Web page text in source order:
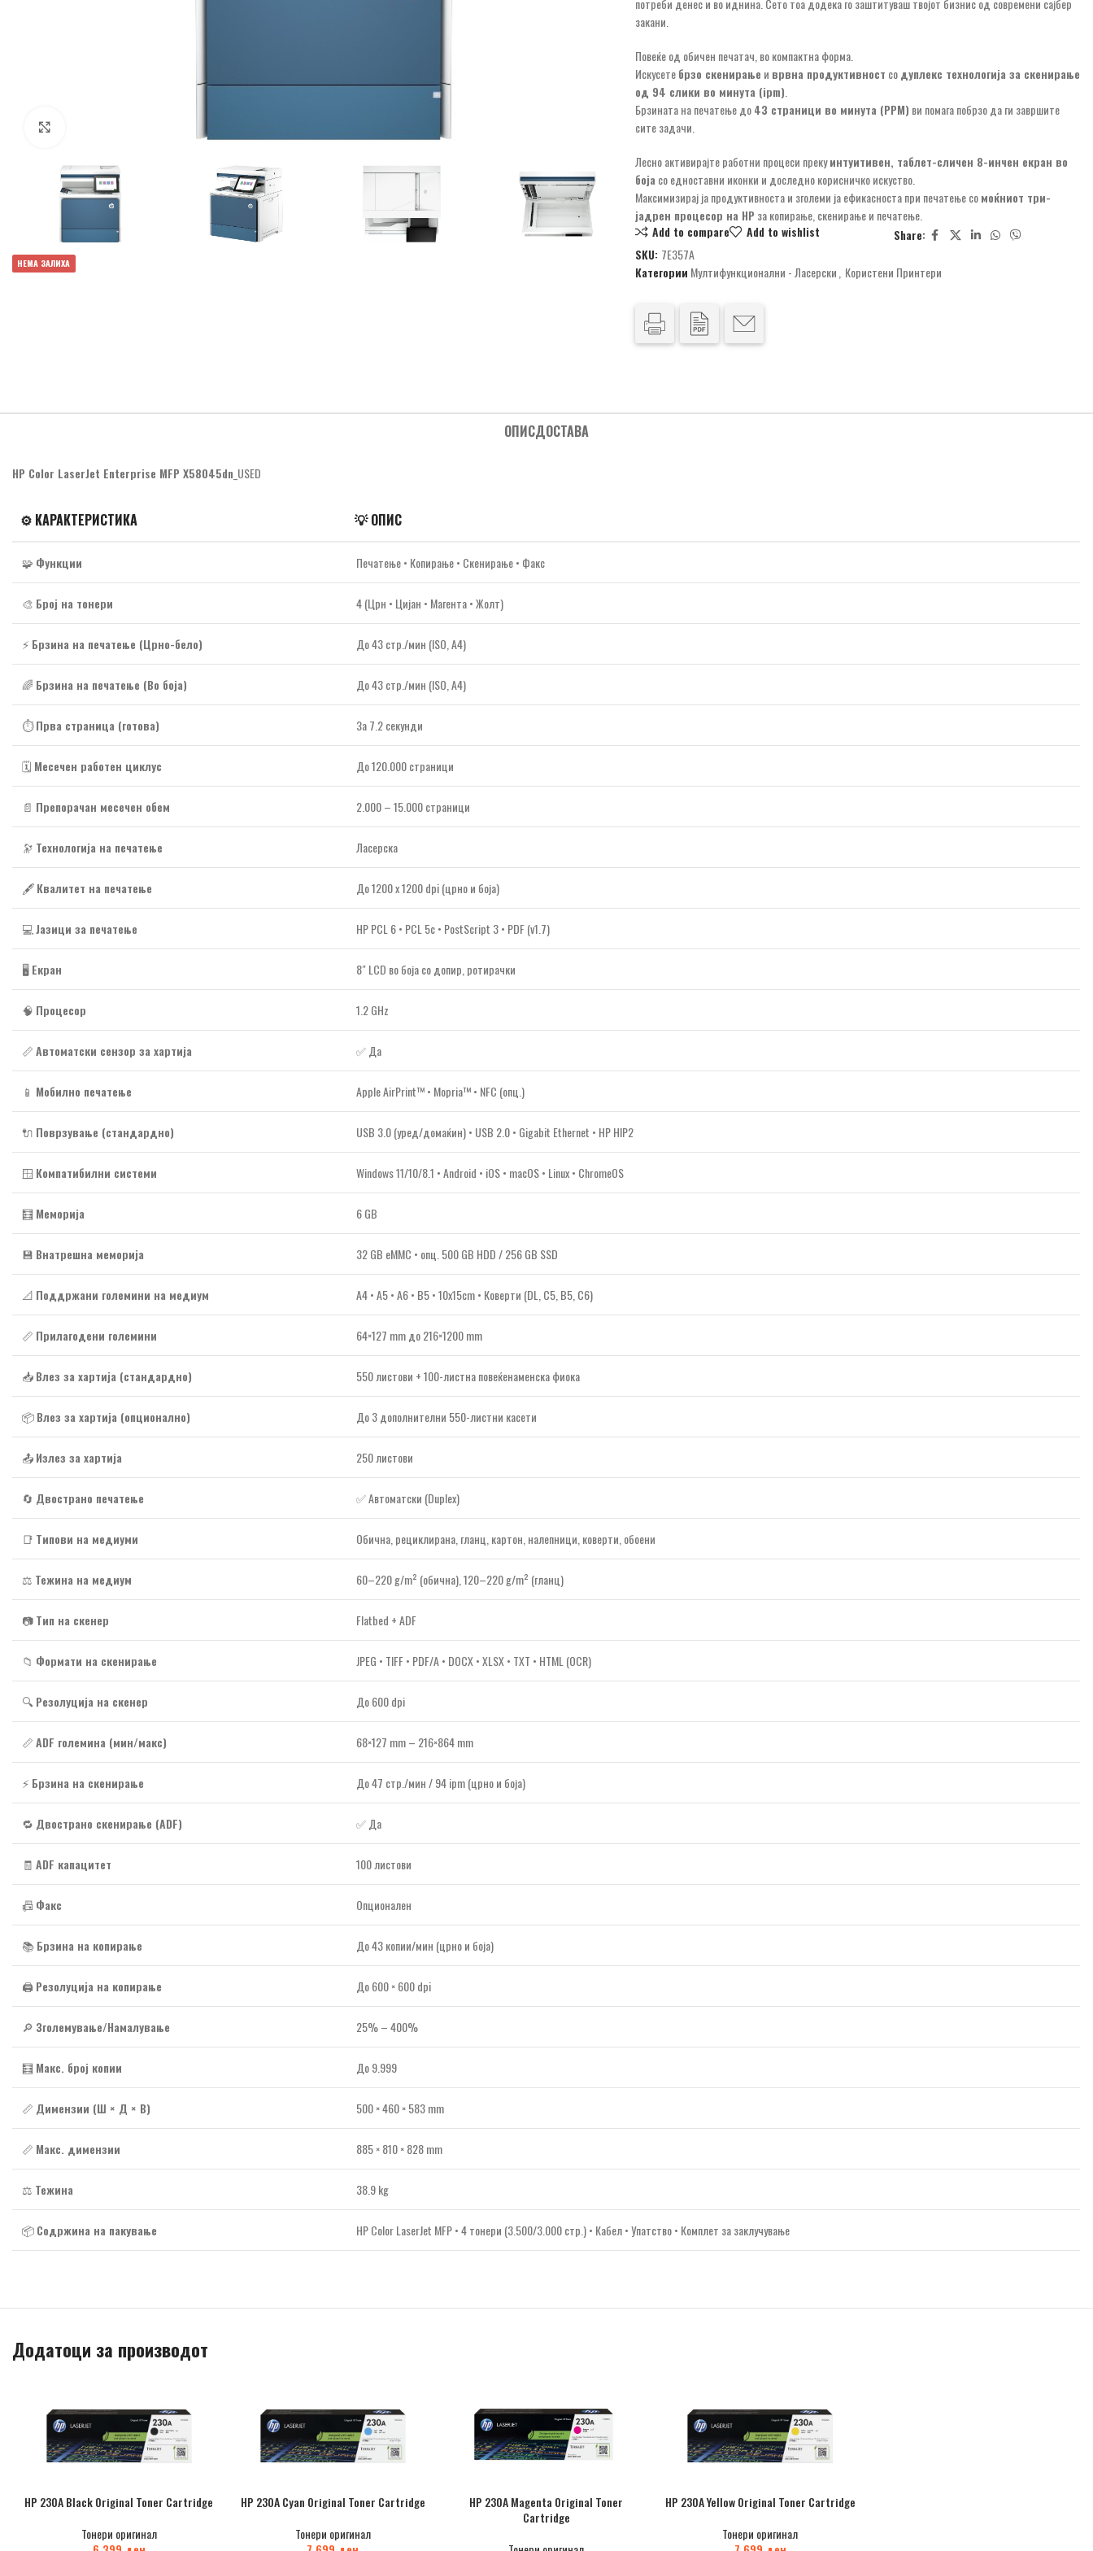
НЕМА ЗАЛИХА
потреби денес и во иднина. Сето тоа додека го заштитуваш твојот бизнис од современи сајбер
закани.
Повеќе од обичен печатач, во компактна форма.
Искусетебрзо скенирање и врвна продуктивност содуплекс технологија за скенирање
од 94 слики во минута (ipm)
Брзината на печатење до43 страници во минута (PPM) ви помага побрзо да ги завршите
сите задачи.
Лесно активирајте работни процеси прекуинтуитивен, таблет-сличен 8-инчен екран во
боја со едноставни иконки и доследно корисничко искуство.
Максимизирај ја продуктивноста и зголеми ја ефикасноста при печатење сомоќниот три-
јадрен процесор на HP за копирање, скенирање и печатење.
Add to compare
Add to wishlist
Share:
SKU: 7E357A
Категории Мултифункционални - Ласерски Користени Принтери
ОПИСДОСТАВА
HP Color LaserJet Enterprise MFP X58045dn _USED
⚙️ КАРАКТЕРИСТИКА 💡 ОПИС
🧩 Функции Печатење • Копирање • Скенирање • Факс
🎨 Број на тонери 4 (Црн • Цијан • Магента • Жолт)
⚡ Брзина на печатење (Црно-бело) До 43 стр./мин (ISO, A4)
🌈 Брзина на печатење (Во боја) До 43 стр./мин (ISO, A4)
⏱️Прва страница (готова) За 7.2 секунди
🗓️ Месечен работен циклус До 120.000 страници
📄 Препорачан месечен обем 2.000 – 15.000 страници
🔭 Технологија на печатење Ласерска
🖋️Квалитет на печатење До 1200 x 1200 dpi (црно и боја)
💻 Јазици за печатење HP PCL 6 • PCL 5c • PostScript 3 • PDF (v1.7)
🖥️Екран 8″ LCD во боја со допир, ротирачки
🧠 Процесор 1.2 GHz
📏Автоматски сензор за хартија ✅ Да
📱 Мобилно печатење Apple AirPrint™ • Mopria™ • NFC (опц.)
🔌 Поврзување (стандардно) USB 3.0 (уред/домаќин) • USB 2.0 • Gigabit Ethernet • HP HIP2
🪟 Компатибилни системи Windows 11/10/8.1 • Android • iOS • macOS • Linux • ChromeOS
🧮 Меморија 6 GB
💾 Внатрешна меморија 32 GB eMMC • опц. 500 GB HDD / 256 GB SSD
📐 Поддржани големини на медиум A4 • A5 • A6 • B5 • 10x15cm • Коверти (DL, C5, B5, C6)
📏 Прилагодени големини 64×127 mm до 216×1200 mm
📥Влез за хартија (стандардно) 550 листови + 100-листна повеќенаменска фиока
📦Влез за хартија (опционално) До 3 дополнителни 550-листни касети
📤Излез за хартија 250 листови
🔄 Двострано печатење ✅ Автоматски (Duplex)
📑 Типови на медиуми Обична, рециклирана, гланц, картон, налепници, коверти, обоени
⚖️ Тежина на медиум 60–220 g/m² (обична), 120–220 g/m² (гланц)
📷Тип на скенер Flatbed + ADF
📁 Формати на скенирање JPEG • TIFF • PDF/A • DOCX • XLSX • TXT • HTML (OCR)
🔍 Резолуција на скенер До 600 dpi
📏ADF големина (мин/макс) 68×127 mm – 216×864 mm
⚡ Брзина на скенирање До 47 стр./мин / 94 ipm (црно и боја)
🔁 Двострано скенирање (ADF) ✅ Да
🧾 ADF капацитет 100 листови
📠 Факс Опционален
📚Брзина на копирање До 43 копии/мин (црно и боја)
🖨️ Резолуција на копирање До 600 × 600 dpi
🔎 Зголемување/Намалување 25% – 400%
🧮 Макс. број копии До 9.999
📏 Димензии (Ш × Д × В) 500 × 460 × 583 mm
📏 Макс. димензии 885 × 810 × 828 mm
⚖️ Тежина 38.9 kg
📦Содржина на пакување HP Color LaserJet MFP • 4 тонери (3.500/3.000 стр.) • Кабел • Упатство • Комплет за заклучување
Додатоци за производот
HP 230A Black Original Toner Cartridge
Тонери оригинал
HP 230A Cyan Original Toner Cartridge
Тонери оригинал
HP 230A Magenta Original Toner
Cartridge
HP 230A Yellow Original Toner Cartridge
Тонери оригинал